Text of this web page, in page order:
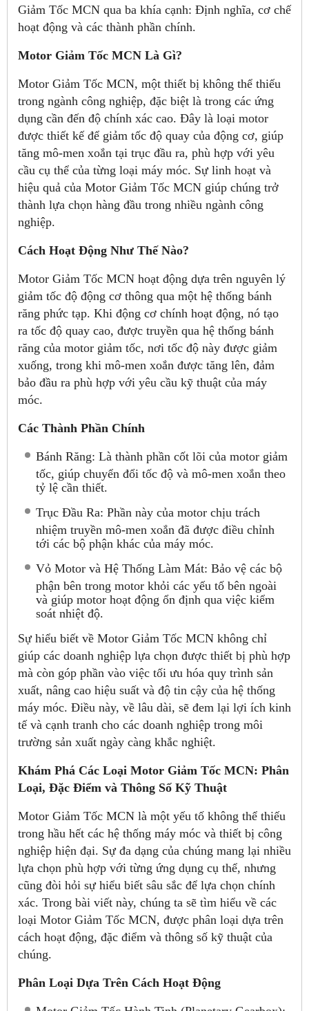
Giảm Tốc MCN qua ba khía cạnh: Định nghĩa, cơ chế
hoạt động và các thành phần chính.
Motor Giảm Tốc MCN Là Gì?
Motor Giảm Tốc MCN, một thiết bị không thể thiếu
trong ngành công nghiệp, đặc biệt là trong các ứng
dụng cần đến độ chính xác cao. Đây là loại motor
được thiết kế để giảm tốc độ quay của động cơ, giúp
tăng mô-men xoắn tại trục đầu ra, phù hợp với yêu
cầu cụ thể của từng loại máy móc. Sự linh hoạt và
hiệu quả của Motor Giảm Tốc MCN giúp chúng trở
thành lựa chọn hàng đầu trong nhiều ngành công
nghiệp.
Cách Hoạt Động Như Thế Nào?
Motor Giảm Tốc MCN hoạt động dựa trên nguyên lý
giảm tốc độ động cơ thông qua một hệ thống bánh
răng phức tạp. Khi động cơ chính hoạt động, nó tạo
ra tốc độ quay cao, được truyền qua hệ thống bánh
răng của motor giảm tốc, nơi tốc độ này được giảm
xuống, trong khi mô-men xoắn được tăng lên, đảm
bảo đầu ra phù hợp với yêu cầu kỹ thuật của máy
móc.
Các Thành Phần Chính
Bánh Răng: Là thành phần cốt lõi của motor giảm
tốc, giúp chuyển đổi tốc độ và mô-men xoắn theo
tỷ lệ cần thiết.
Trục Đầu Ra: Phần này của motor chịu trách
nhiệm truyền mô-men xoắn đã được điều chỉnh
tới các bộ phận khác của máy móc.
Vỏ Motor và Hệ Thống Làm Mát: Bảo vệ các bộ
phận bên trong motor khỏi các yếu tố bên ngoài
và giúp motor hoạt động ổn định qua việc kiểm
soát nhiệt độ.
Sự hiểu biết về Motor Giảm Tốc MCN không chỉ
giúp các doanh nghiệp lựa chọn được thiết bị phù hợp
mà còn góp phần vào việc tối ưu hóa quy trình sản
xuất, nâng cao hiệu suất và độ tin cậy của hệ thống
máy móc. Điều này, về lâu dài, sẽ đem lại lợi ích kinh
tế và cạnh tranh cho các doanh nghiệp trong môi
trường sản xuất ngày càng khắc nghiệt.
Khám Phá Các Loại Motor Giảm Tốc MCN: Phân
Loại, Đặc Điểm và Thông Số Kỹ Thuật
Motor Giảm Tốc MCN là một yếu tố không thể thiếu
trong hầu hết các hệ thống máy móc và thiết bị công
nghiệp hiện đại. Sự đa dạng của chúng mang lại nhiều
lựa chọn phù hợp với từng ứng dụng cụ thể, nhưng
cũng đòi hỏi sự hiểu biết sâu sắc để lựa chọn chính
xác. Trong bài viết này, chúng ta sẽ tìm hiểu về các
loại Motor Giảm Tốc MCN, được phân loại dựa trên
cách hoạt động, đặc điểm và thông số kỹ thuật của
chúng.
Phân Loại Dựa Trên Cách Hoạt Động